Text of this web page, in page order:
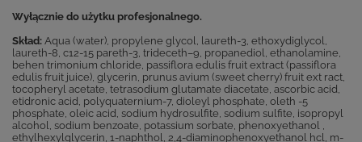
Wyłącznie do użytku profesjonalnego.
Skład: Aqua (water), propylene glycol, laureth-3, ethoxydiglycol,
laureth-8, c12-15 pareth-3, trideceth–9, propanediol, ethanolamine,
behen trimonium chloride, passiflora edulis fruit extract (passiflora
edulis fruit juice), glycerin, prunus avium (sweet cherry) fruit ext ract,
tocopheryl acetate, tetrasodium glutamate diacetate, ascorbic acid,
etidronic acid, polyquaternium-7, dioleyl phosphate, oleth -5
phosphate, oleic acid, sodium hydrosulfite, sodium sulfite, isopropyl
alcohol, sodium benzoate, potassium sorbate, phenoxyethanol ,
ethylhexylglycerin, 1-naphthol, 2,4-diaminophenoxyethanol hcl, m-